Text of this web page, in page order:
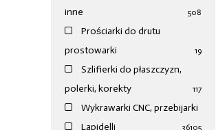
inne
508
Prościarki do drutu
prostowarki
19
Szlifierki do płaszczyzn,
polerki, korekty
117
Wykrawarki CNC, przebijarki
105
Lapidelli 36